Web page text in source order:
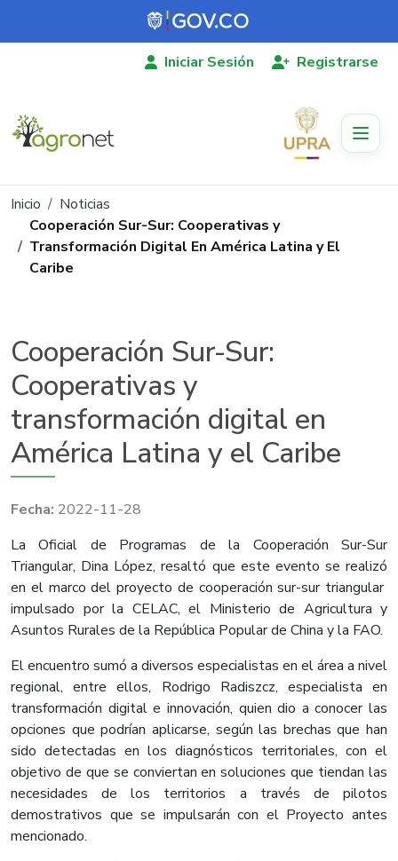
Pasar al contenido principal
Iniciar Sesión Registrarse
Ruta de navegación
Inicio
Noticias
Cooperación Sur-Sur: Cooperativas y
Transformación Digital En América Latina y El
Caribe
Cooperación Sur-Sur:
Cooperativas y
transformación digital en
América Latina y el Caribe
2022-11-28
La Oficial de Programas de la Cooperación Sur-Sur
Triangular, Dina López, resaltó que este evento se realizó
en el marco del proyecto de cooperación sur-sur triangular
impulsado por la CELAC, el Ministerio de Agricultura y
Asuntos Rurales de la República Popular de China y la FAO.
El encuentro sumó a diversos especialistas en el área a nivel
regional, entre ellos, Rodrigo Radiszcz, especialista en
transformación digital e innovación, quien dio a conocer las
opciones que podrían aplicarse, según las brechas que han
sido detectadas en los diagnósticos territoriales, con el
objetivo de que se conviertan en soluciones que tiendan las
necesidades de los territorios a través de pilotos
demostrativos que se impulsarán con el Proyecto antes
mencionado.